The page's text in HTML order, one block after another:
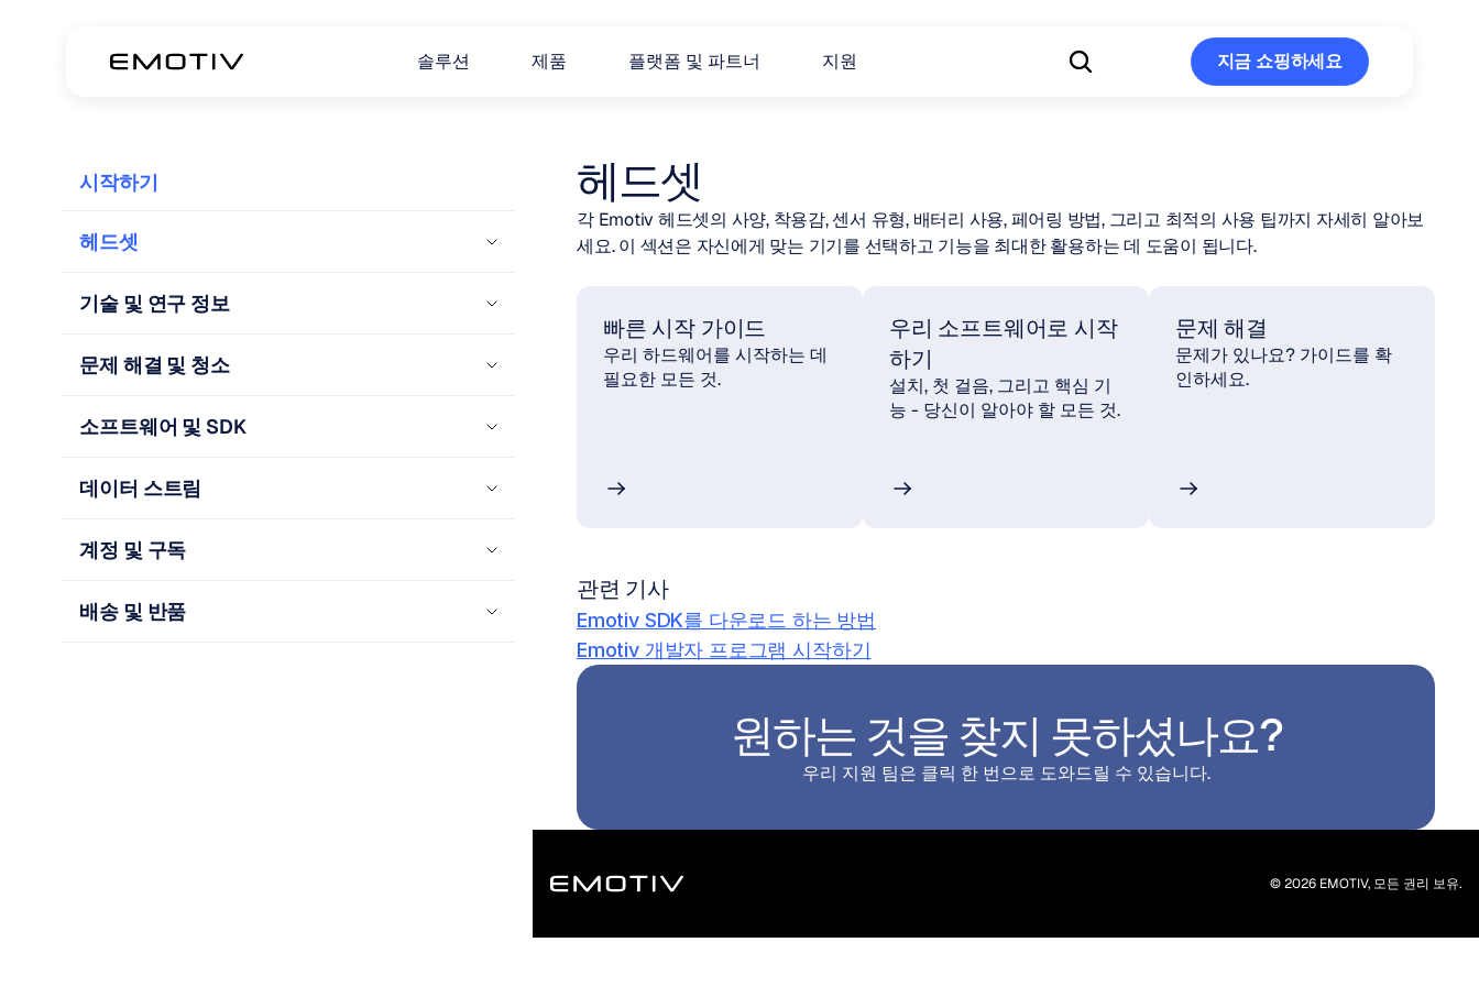
솔루션 제품 플랫폼 및 파트너 지원
지금 쇼핑하세요
시작하기
헤드셋
기술 및 연구 정보
문제 해결 및 청소
소프트웨어 및 SDK
데이터 스트림
계정 및 구독
배송 및 반품
헤드셋
각 Emotiv 헤드셋의 사양, 착용감, 센서 유형, 배터리 사용, 페어링 방법, 그리고 최적의 사용 팁까지 자세히 알아보
세요. 이 섹션은 자신에게 맞는 기기를 선택하고 기능을 최대한 활용하는 데 도움이 됩니다.
빠른 시작 가이드
우리 하드웨어를 시작하는 데
필요한 모든 것.
우리 소프트웨어로 시작
하기
설치, 첫 걸음, 그리고 핵심 기
능 - 당신이 알아야 할 모든 것.
문제 해결
문제가 있나요? 가이드를 확
인하세요.
관련 기사
Emotiv SDK를 다운로드 하는 방법
Emotiv 개발자 프로그램 시작하기
원하는 것을 찾지 못하셨나요?
우리 지원 팀은 클릭 한 번으로 도와드릴 수 있습니다.
© 2026 EMOTIV, 모든 권리 보유.